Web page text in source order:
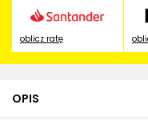
oblicz ratę
OPIS